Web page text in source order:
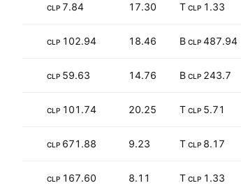
1.33 T
CLP
17.30
7.84
CLP
487.94 B
CLP
18.46
102.94
CLP
243.7 B
CLP
14.76
59.63
CLP
5.71 T
CLP
20.25
101.74
CLP
8.17 T
CLP
9.23
671.88
CLP
1.33 T
CLP
8.11
167.60
CLP